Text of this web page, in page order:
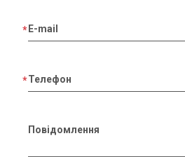
E-mail
Телефон
Повідомлення